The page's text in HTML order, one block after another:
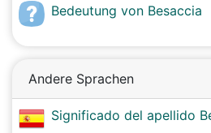
Bedeutung von Besaccia
Andere Sprachen
Significado del apellido